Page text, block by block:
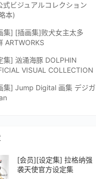
式ビジュアルコレクション
本)
集] [插画集]败犬女主太多
ARTWORKS
集] 汹涌海豚 DOLPHIN
VISUAL COLLECTION
集] Jump Digital 画集 デジガ
[会员][设定集] 拉格纳强
袭天使官方设定集